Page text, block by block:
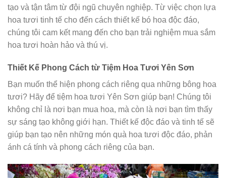
tạo và tận tâm từ đội ngũ chuyên nghiệp. Từ việc chọn lựa
hoa tươi tinh tế cho đến cách thiết kế bó hoa độc đáo,
chúng tôi cam kết mang đến cho bạn trải nghiệm mua sắm
hoa tươi hoàn hảo và thú vị.
Thiết Kế Phong Cách từ Tiệm Hoa Tươi Yên Sơn
Bạn muốn thể hiện phong cách riêng qua những bông hoa
tươi? Hãy để tiệm hoa tươi Yên Sơn giúp bạn! Chúng tôi
không chỉ là nơi bạn mua hoa, mà còn là nơi bạn tìm thấy
sự sáng tạo không giới hạn. Thiết kế độc đáo và tinh tế sẽ
giúp bạn tạo nên những món quà hoa tươi độc đáo, phản
ánh cá tính và phong cách riêng của bạn.